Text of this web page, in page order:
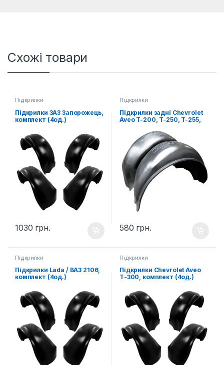
Схожі товари
Підкрилки
Підкрилки ЗАЗ Запорожець,
комплект (4од.)
1030 грн.
Підкрилки
Підкрилки задні Chevrolet
Aveo T-200, T-250, T-255,
580 грн.
Підкрилки
Підкрилки Lada / ВАЗ 2106,
комплект (4од.)
Підкрилки
Підкрилки Chevrolet Aveo
Т-300, комплект (4од.)